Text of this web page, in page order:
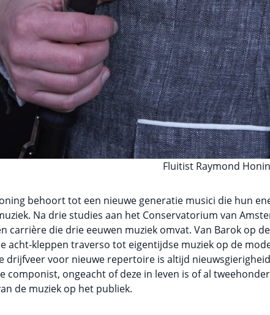
Fluitist Raymond
behoort tot een nieuwe generatie musici die hun
Na drie studies aan het Conservatorium van
carrière die drie eeuwen muziek omvat. Van Barok op
acht-kleppen traverso tot eigentijdse muziek op de
drijfveer voor nieuwe repertoire is altijd
componist, ongeacht of deze in leven is of al
de muziek op het publiek.